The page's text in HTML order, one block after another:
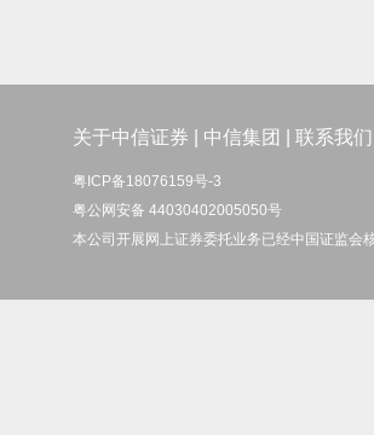
关于中信证券 中信集团 联系我们
粤ICP备18076159号-3
粤公网安备 44030402005050号
本公司开展网上证券委托业务已经中国证监会